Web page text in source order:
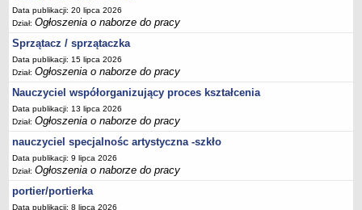
Data publikacji: 20 lipca 2026
Dział:Ogłoszenia o naborze do pracy
Sprzątacz / sprzątaczka
Data publikacji: 15 lipca 2026
Dział:Ogłoszenia o naborze do pracy
Nauczyciel współorganizujący proces kształcenia
Data publikacji: 13 lipca 2026
Dział:Ogłoszenia o naborze do pracy
nauczyciel specjalnośc artystyczna -szkło
Data publikacji: 9 lipca 2026
Dział:Ogłoszenia o naborze do pracy
portier/portierka
Data publikacji: 8 lipca 2026